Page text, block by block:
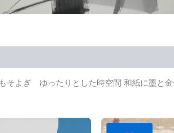
そよぎ ゆったりとした時空間 和紙に墨と金